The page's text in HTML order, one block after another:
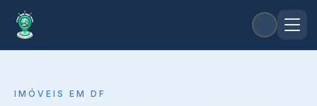
IMÓVEIS EM DF